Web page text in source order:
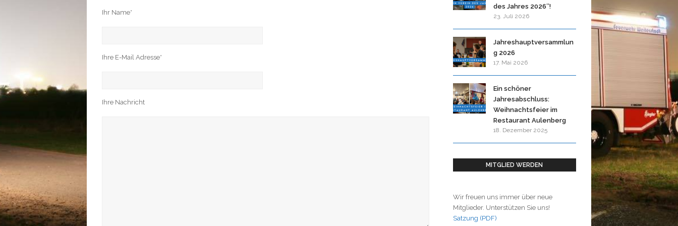
Ihr Name*
Ihre E-Mail Adresse*
Ihre Nachricht
des Jahres 2026″!
23. Juli 2026
Jahreshauptversammlun
g 2026
17. Mai 2026
Ein schöner
Jahresabschluss:
Weihnachtsfeier im
Restaurant Aulenberg
18. Dezember 2025
MITGLIED WERDEN
Wir freuen uns immer über neue
Mitglieder. Unterstützen Sie uns!
Satzung (PDF)